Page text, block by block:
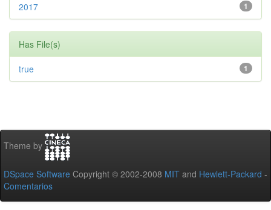
1
2017
Has File(s)
1
true
Theme by
DSpace Software Copyright © 2002-2008 MIT and Hewlett-Packard -
Comentarios